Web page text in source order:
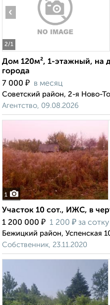
2/1
‹
Дом 120м², 1-этажный, на
города
7 000 ₽ в месяц
Советский район, 2-я Ново-
Агентство, 09.08.2026
1
Участок 10 сот., ИЖС, в
1 200 000 ₽ 1 200 ₽ за сотку
Бежицкий район, Успенская
Собственник, 23.11.2020